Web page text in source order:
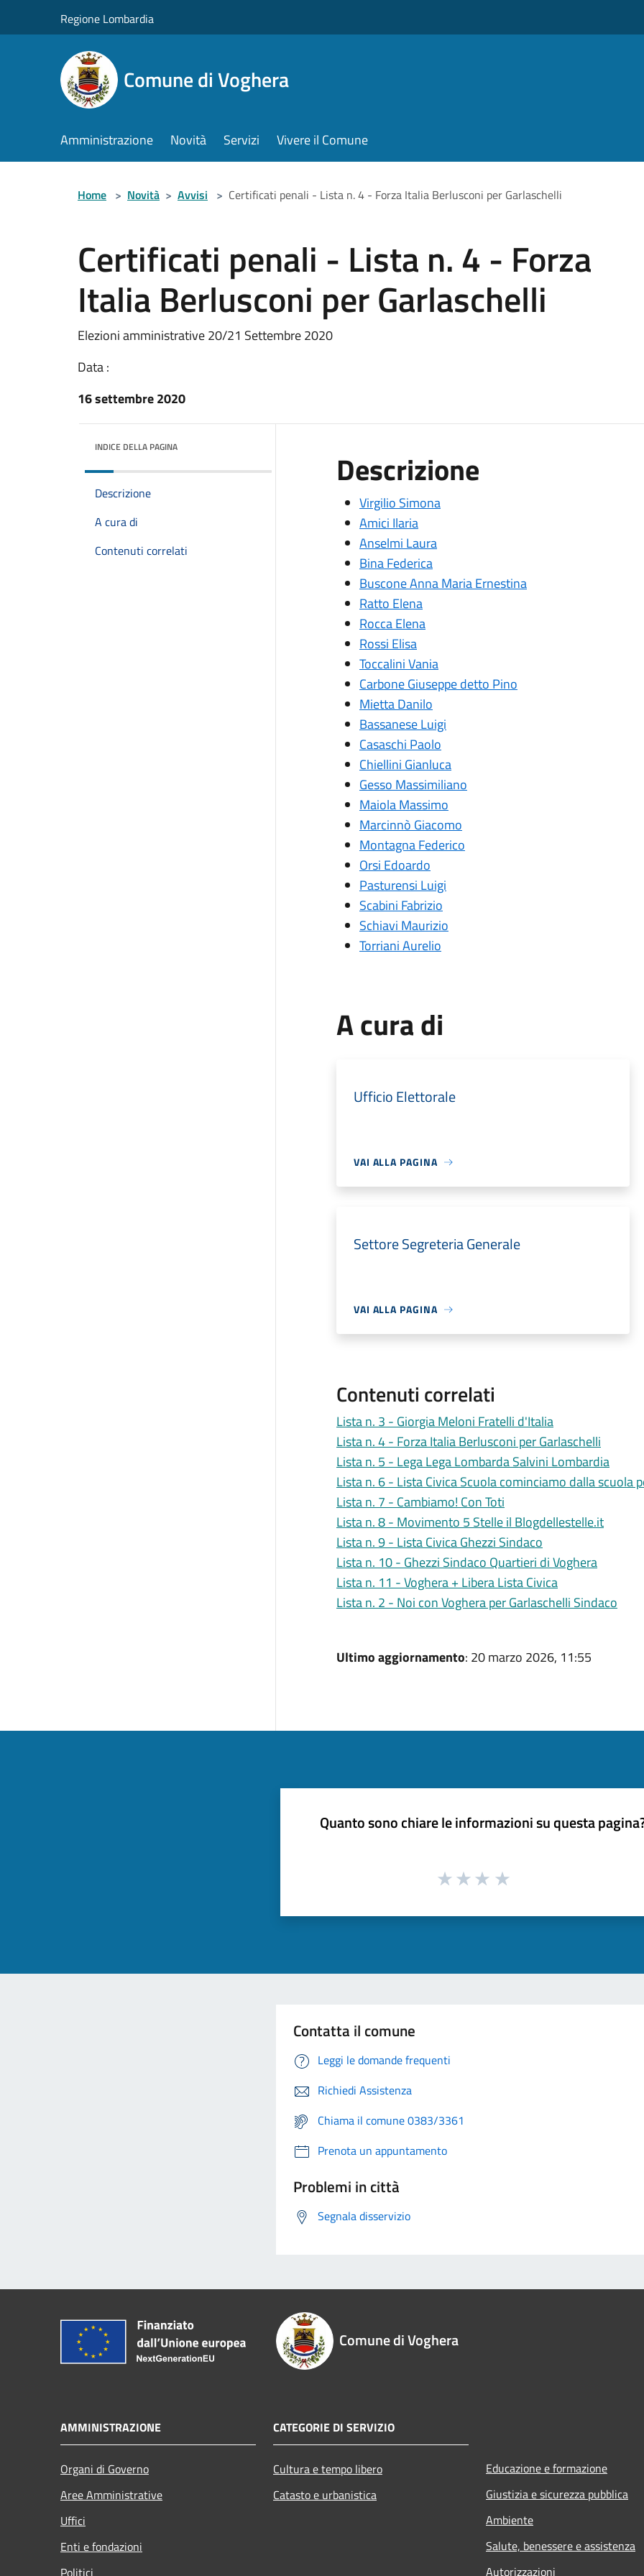
Regione Lombardia
Comune di Voghera
Amministrazione Novità Servizi Vivere il Comune
Home > Novità > Avvisi > Certificati penali - Lista n. 4 - Forza Italia Berlusconi per Garlaschelli
Certificati penali - Lista n. 4 - Forza
Italia Berlusconi per Garlaschelli
Elezioni amministrative 20/21 Settembre 2020
Data :
16 settembre 2020
INDICE DELLA PAGINA
Descrizione
A cura di
Contenuti correlati
Descrizione
Virgilio Simona
Amici Ilaria
Anselmi Laura
Bina Federica
Buscone Anna Maria Ernestina
Ratto Elena
Rocca Elena
Rossi Elisa
Toccalini Vania
Carbone Giuseppe detto Pino
Mietta Danilo
Bassanese Luigi
Casaschi Paolo
Chiellini Gianluca
Gesso Massimiliano
Maiola Massimo
Marcinnò Giacomo
Montagna Federico
Orsi Edoardo
Pasturensi Luigi
Scabini Fabrizio
Schiavi Maurizio
Torriani Aurelio
A cura di
Ufficio Elettorale
VAI ALLA PAGINA
Settore Segreteria Generale
VAI ALLA PAGINA
Contenuti correlati
Lista n. 3 - Giorgia Meloni Fratelli d'Italia
Lista n. 4 - Forza Italia Berlusconi per Garlaschelli
Lista n. 5 - Lega Lega Lombarda Salvini Lombardia
Lista n. 6 - Lista Civica Scuola cominciamo dalla
Lista n. 7 - Cambiamo! Con Toti
Lista n. 8 - Movimento 5 Stelle il Blogdellestelle.it
Lista n. 9 - Lista Civica Ghezzi Sindaco
Lista n. 10 - Ghezzi Sindaco Quartieri di Voghera
Lista n. 11 - Voghera + Libera Lista Civica
Lista n. 2 - Noi con Voghera per Garlaschelli Sindaco
Ultimo aggiornamento: 20 marzo 2026, 11:55
Quanto sono chiare le informazioni su questa
Contatta il comune
Leggi le domande frequenti
Richiedi Assistenza
Chiama il comune 0383/3361
Prenota un appuntamento
Problemi in città
Segnala disservizio
Comune di Voghera
AMMINISTRAZIONE
Organi di Governo
Aree Amministrative
Uffici
Enti e fondazioni
Politici
CATEGORIE DI SERVIZIO
Cultura e tempo libero
Catasto e urbanistica
Educazione e formazione
Giustizia e sicurezza pubblica
Ambiente
Salute, benessere e assistenza
Autorizzazioni